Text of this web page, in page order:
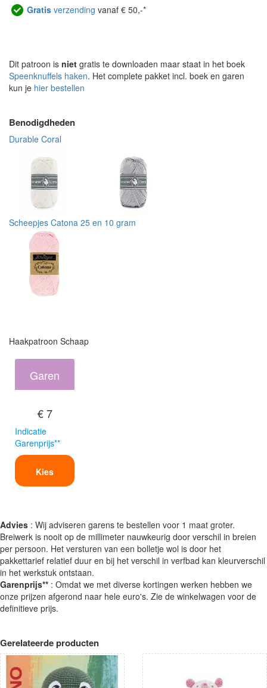
Gratis verzending vanaf € 50,-*
Dit patroon is niet gratis te downloaden maar staat in het boek
Speenknuffels haken. Het complete pakket incl. boek en garen
kun je hier bestellen
Benodigdheden
Durable Coral
Scheepjes Catona 25 en 10 gram
Haakpatroon Schaap
Garen
€ 7
Indicatie
Garenprijs**
Kies
Advies : Wij adviseren garens te bestellen voor 1 maat groter.
Breiwerk is nooit op de millimeter nauwkeurig door verschil in breien
per persoon. Het versturen van een bolletje wol is door het
pakkettarief relatief duur en bij het verschil in verfbad kan kleurverschil
in het werkstuk ontstaan.
Garenprijs** : Omdat we met diverse kortingen werken hebben we
onze prijzen afgerond naar hele euro's. Zie de winkelwagen voor de
definitieve prijs.
Gerelateerde producten